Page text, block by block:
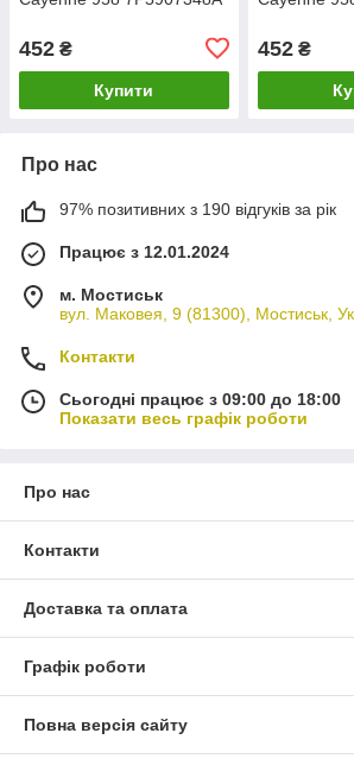
452 ₴
Купити
452₴
Про нас
97% позитивних з 190 відгуків за рік
Працює з 12.01.2024
м. Мостиськ
вул. Маковея, 9 (81300), Мостиськ,
Контакти
Сьогодні працює з 09:00 до 18:00
Показати весь графік роботи
Про нас
Контакти
Доставка та оплата
Графік роботи
Повна версія сайту